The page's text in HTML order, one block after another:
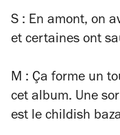
S : En amont, on
et certaines ont
M : Ça forme un
cet album. Une
est le childish